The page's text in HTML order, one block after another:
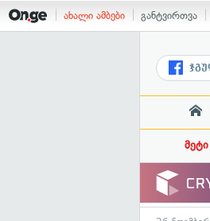
ახალი ამბები განტვირთვა